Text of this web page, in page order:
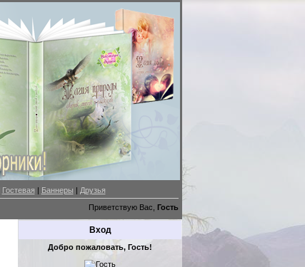
Гостевая | Баннеры | Друзья
Приветствую Вас, Гость
Вход
Добро пожаловать, Гость!